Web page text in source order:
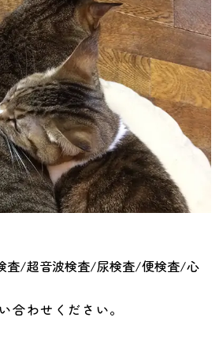
査/超音波検査/尿検査/便検査/心
合わせください。